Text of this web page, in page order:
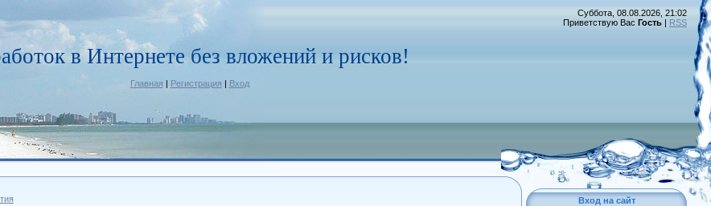
в Интернете без вложений и рисков!
Главная | Регистрация | Вход
Суббота, 08.08.2026, 21:02
Приветствую Вас Гость | RSS
Вход на сайт